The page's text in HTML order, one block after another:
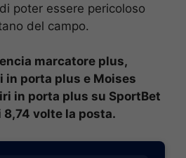
poter essere pericoloso
del campo.
marcatore plus,
in porta plus e Moises
in porta plus su SportBet
8,74 volte la posta.